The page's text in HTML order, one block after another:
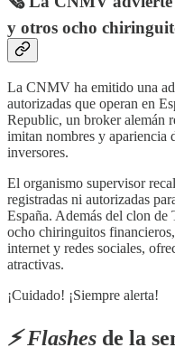
y otros ocho
La CNMV ha emitido una
autorizadas que operan en
Republic, un broker alemán
imitan nombres y apariencia
inversores.
El organismo supervisor
registradas ni autorizadas
España. Además del clon de
ocho chiringuitos
internet y redes sociales,
atractivas.
¡Cuidado! ¡Siempre alerta!
⚡️ Flashes de la